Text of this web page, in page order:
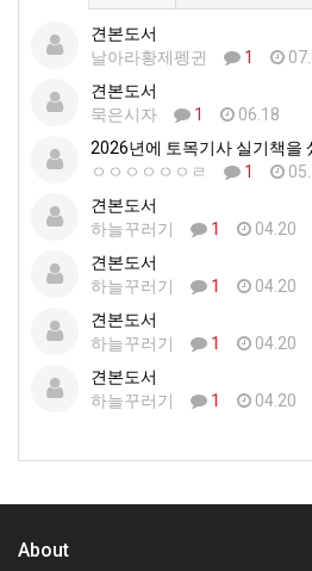
견본도서
날아라황제펭귄
1
견본도서
묵은시자
1
06.18
2026년에 토목기사 실기책을
ㅇㅇㅇㅇㅇㅇㄹ
1
견본도서
하늘꾸러기
1
04.20
견본도서
하늘꾸러기
1
04.20
견본도서
하늘꾸러기
1
04.20
견본도서
하늘꾸러기
1 04.20
About